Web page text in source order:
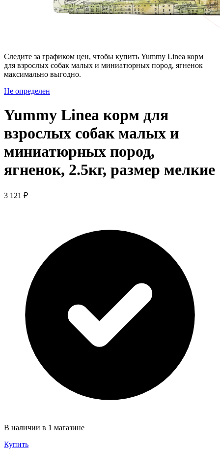
Следите за графиком цен, чтобы купить Yummy Linea корм
для взрослых собак малых и миниатюрных пород, ягненок
максимально выгодно.
Не определен
Yummy Linea корм для
взрослых собак малых и
миниатюрных пород,
ягненок, 2.5кг, размер мелкие
3 121 ₽
В наличии в 1 магазине
Купить